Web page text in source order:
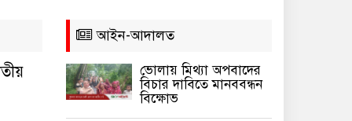
চাঁদাবাজি মামলায় কারাগারে
ভোলার বোরহানউদ্দিনে গাঁজা চাষে
সফলতার হাতছানি
আইন-আদালত
ভোলায় মিথ্যা অপবাদের
বিচার দাবিতে মানববন্ধন
বিক্ষোভ